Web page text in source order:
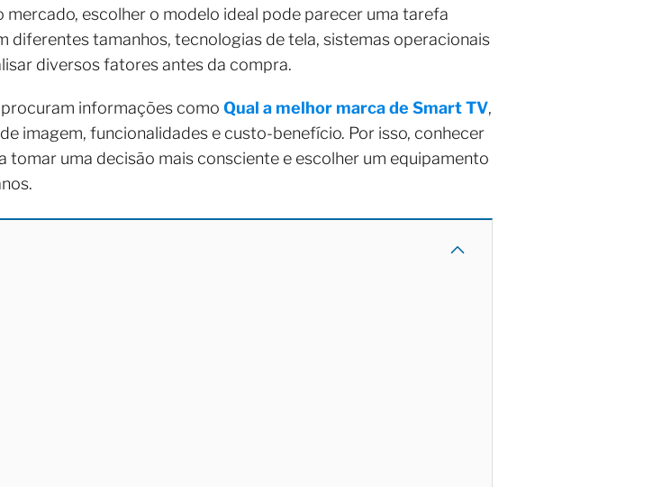
escolher o modelo ideal pode parecer uma tarefa
diferentes tamanhos, tecnologias de tela, sistemas operacionais
diversos fatores antes da compra.
informações como Qual a melhor marca de Smart TV,
imagem, funcionalidades e custo-benefício. Por isso, conhecer
tomar uma decisão mais consciente e escolher um equipamento